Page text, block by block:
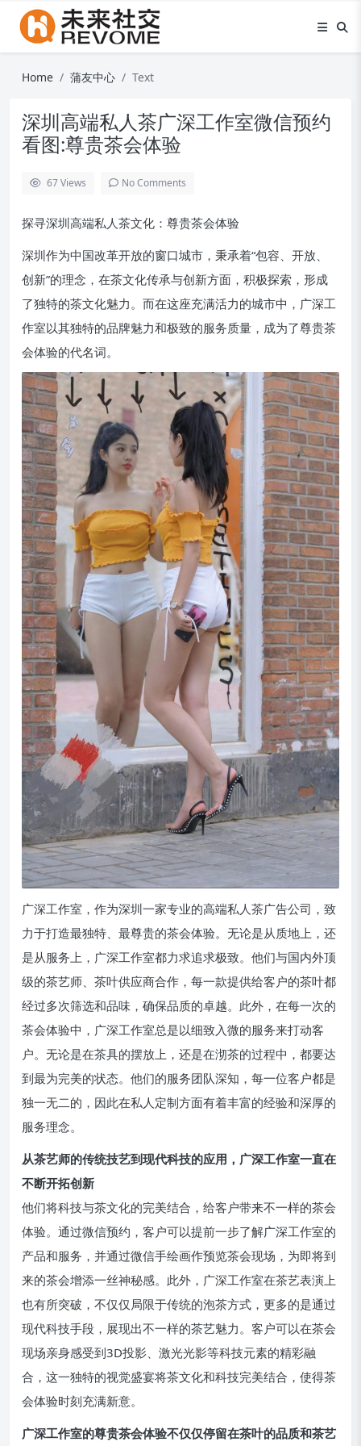
Home 蒲友中心 Text
深圳高端私人茶广深工作室微信预约
看图:尊贵茶会体验
67Views No Comments
探寻深圳高端私人茶文化：尊贵茶会体验
深圳作为中国改革开放的窗口城市，秉承着“包容、开放、
创新”的理念，在茶文化传承与创新方面，积极探索，形成
了独特的茶文化魅力。而在这座充满活力的城市中，广深工
作室以其独特的品牌魅力和极致的服务质量，成为了尊贵茶
会体验的代名词。
广深工作室，作为深圳一家专业的高端私人茶广告公司，致
力于打造最独特、最尊贵的茶会体验。无论是从质地上，还
是从服务上，广深工作室都力求追求极致。他们与国内外顶
级的茶艺师、茶叶供应商合作，每一款提供给客户的茶叶都
经过多次筛选和品味，确保品质的卓越。此外，在每一次的
茶会体验中，广深工作室总是以细致入微的服务来打动客
户。无论是在茶具的摆放上，还是在沏茶的过程中，都要达
到最为完美的状态。他们的服务团队深知，每一位客户都是
独一无二的，因此在私人定制方面有着丰富的经验和深厚的
服务理念。
从茶艺师的传统技艺到现代科技的应用，广深工作室一直在
不断开拓创新
他们将科技与茶文化的完美结合，给客户带来不一样的茶会
体验。通过微信预约，客户可以提前一步了解广深工作室的
产品和服务，并通过微信手绘画作预览茶会现场，为即将到
来的茶会增添一丝神秘感。此外，广深工作室在茶艺表演上
也有所突破，不仅仅局限于传统的泡茶方式，更多的是通过
现代科技手段，展现出不一样的茶艺魅力。客户可以在茶会
现场亲身感受到3D投影、激光光影等科技元素的精彩融
合，这一独特的视觉盛宴将茶文化和科技完美结合，使得茶
会体验时刻充满新意。
广深工作室的尊贵茶会体验不仅仅停留在茶叶的品质和茶艺